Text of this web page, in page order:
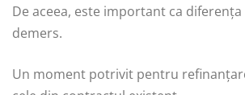
De aceea, este important ca
demers.
Un moment potrivit pentru